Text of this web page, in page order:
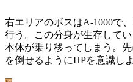
右エリアのボスはA-1000で
行う。この分身が生存して
本体が乗り移ってしまう。
を倒せるようにHPを意識しよ